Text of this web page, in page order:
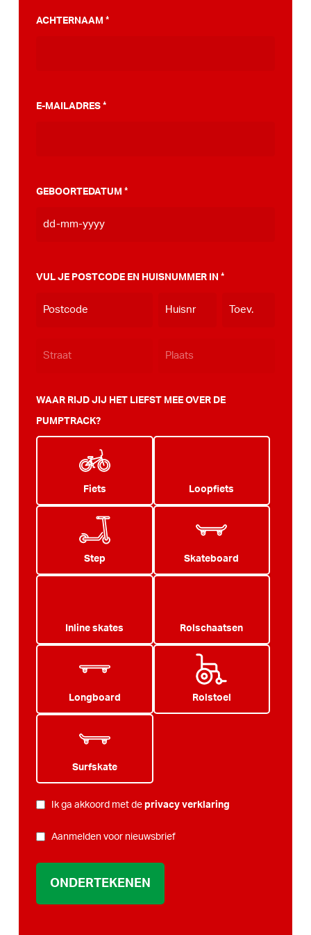
ACHTERNAAM *
E-MAILADRES *
GEBOORTEDATUM *
MM
JJJJ
VUL JE POSTCODE EN HUISNUMMER IN *
WAAR RIJD JIJ HET LIEFST MEE OVER DE
PUMPTRACK?
Fiets Loopfiets
Step Skateboard
Inline skates Rolschaatsen
Longboard Rolstoel
Surfskate
PRIVACY*
Ik ga akkoord met de privacy verklaring
NIEUWSBRIEF
Aanmelden voor nieuwsbrief